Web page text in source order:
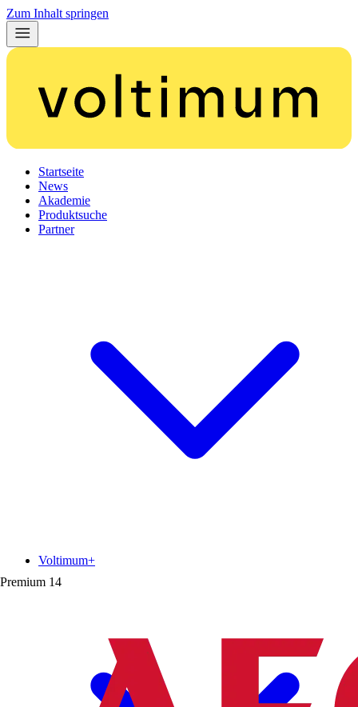
Zum Inhalt springen
Startseite
News
Akademie
Produktsuche
Partner
Premium 14
Voltimum+